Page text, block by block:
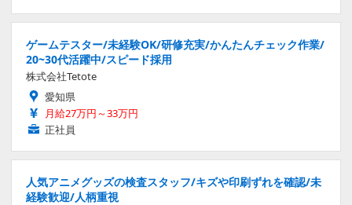
ゲームテスター/未経験OK/研修充実/かんたんチェック作業/
20~30代活躍中/スピード採用
株式会社Tetote
愛知県
月給27万円～33万円
正社員
人気アニメグッズの検査スタッフ/キズや印刷ずれを確認/未
経験歓迎/人柄重視